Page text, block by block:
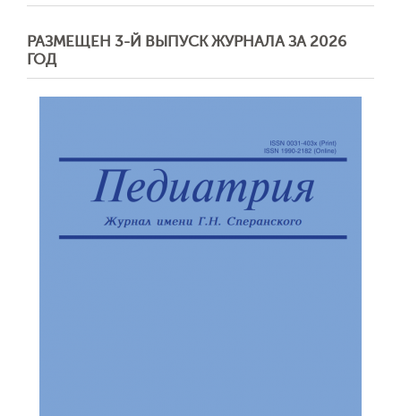
РАЗМЕЩЕН 3-Й ВЫПУСК ЖУРНАЛА ЗА 2026
ГОД